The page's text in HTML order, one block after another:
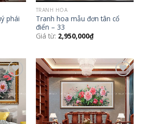
phái
TRANH HOA
Tranh hoa mẫu đơn tân cổ
điển – 33
Giá từ: 2,950,000₫
Add to
Wishlist
Add to
Wishlist